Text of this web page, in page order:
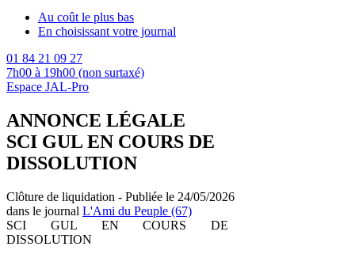
Au coût le plus bas
En choisissant votre journal
01 84 21 09 27
7h00 à 19h00 (non surtaxé)
Espace JAL-Pro
ANNONCE LÉGALE
SCI GUL EN COURS DE
DISSOLUTION
Clôture de liquidation - Publiée le 24/05/2026
dans le journal L'Ami du Peuple (67)
SCI GUL EN COURS DE
DISSOLUTION